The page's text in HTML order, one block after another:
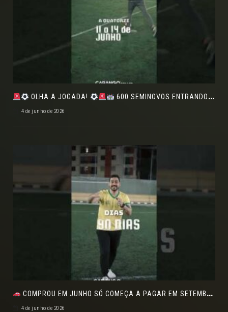
OLHA A JOGADA! 600 SEMINOVOS ENTRANDO EM CAMPO NO FEIRÃO DE VERDADE!
4 de junho de 2026
COMPROU EM JUNHO SÓ COMEÇA A PAGAR EM SETEMBRO!NO FEIRÃO DE VERDADE EM ARACJU
4 de junho de 2026